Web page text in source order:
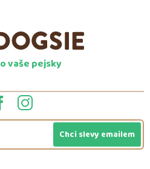
vaše pejsky
Chci slevy emailem